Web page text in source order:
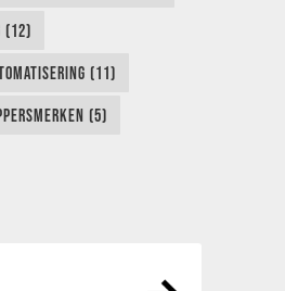
(12)
(11)
(5)